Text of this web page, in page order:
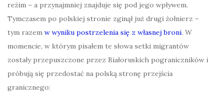
reżim – a przynajmniej znajduje się pod jego wpływem.
Tymczasem po polskiej stronie zginął już drugi żołnierz –
tym razem w wyniku postrzelenia się z własnej broni. W
momencie, w którym pisałem te słowa setki migrantów
zostały przepuszczone przez Białoruskich pograniczników i
próbują się przedostać na polską stronę przejścia
granicznego: